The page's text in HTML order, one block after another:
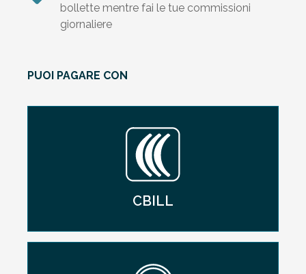
bollette mentre fai le tue commissioni
giornaliere
PUOI PAGARE CON
CBILL